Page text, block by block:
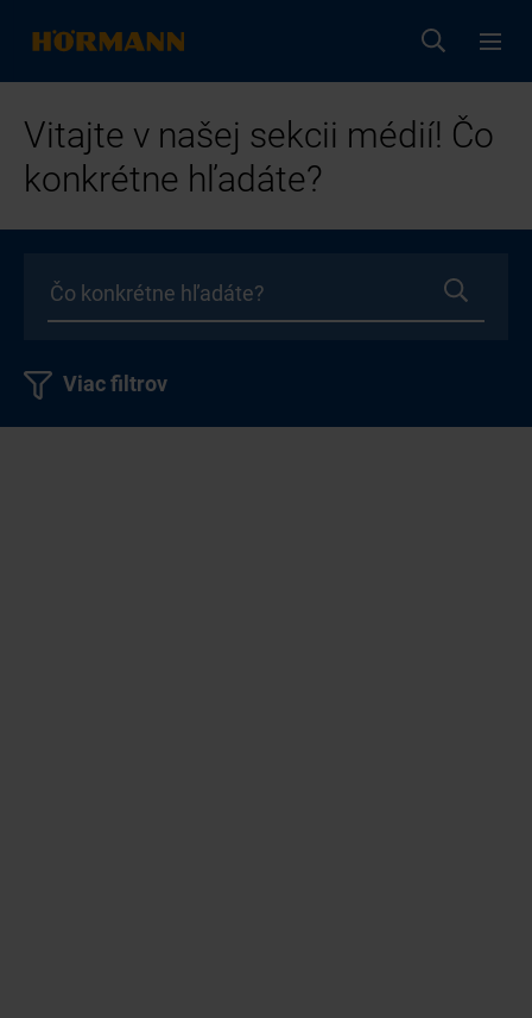
Vitajte v našej sekcii médií! Čo
konkrétne hľadáte?
Viac filtrov